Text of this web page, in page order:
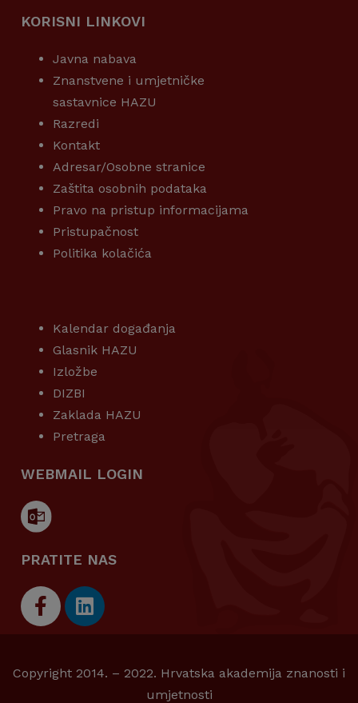
KORISNI LINKOVI
Javna nabava
Znanstvene i umjetničke
sastavnice HAZU
Razredi
Kontakt
Adresar/Osobne stranice
Zaštita osobnih podataka
Pravo na pristup informacijama
Pristupačnost
Politika kolačića
Kalendar događanja
Glasnik HAZU
Izložbe
DIZBI
Zaklada HAZU
Pretraga
WEBMAIL LOGIN
PRATITE NAS
Copyright 2014. – 2022. Hrvatska akademija znanosti i
umjetnosti